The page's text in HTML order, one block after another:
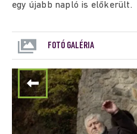
egy újabb napló is előkerült.
FOTÓ GALÉRIA